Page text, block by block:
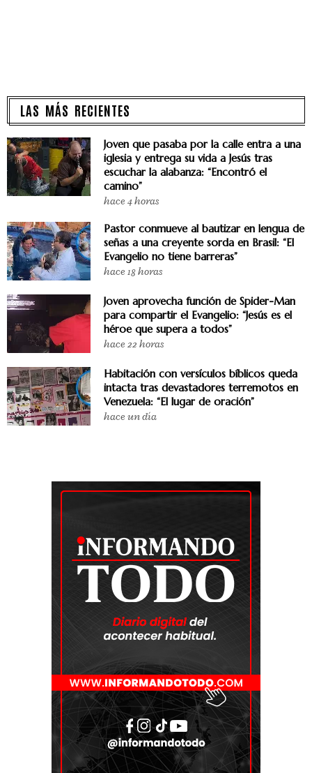
LAS MÁS RECIENTES
Joven que pasaba por la calle entra a una
iglesia y entrega su vida a Jesús tras
escuchar la alabanza: “Encontró el
camino”
hace 4 horas
Pastor conmueve al bautizar en lengua de
señas a una creyente sorda en Brasil: “El
Evangelio no tiene barreras”
hace 18 horas
Joven aprovecha función de Spider-Man
para compartir el Evangelio: “Jesús es el
héroe que supera a todos”
hace 22 horas
Habitación con versículos bíblicos queda
intacta tras devastadores terremotos en
Venezuela: “El lugar de oración”
hace un día